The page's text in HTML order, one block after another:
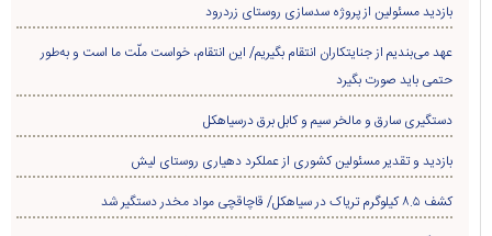
بازدید مسئولین از پروژه سدسازی روستای زردرود
عهد می‌بندیم از جنایتکاران انتقام بگیریم/ این انتقام، خواست ملّت ما است و به‌طور
حتمی باید صورت بگیرد
دستگیری سارق و مالخر سیم و کابل برق درسیاهکل
بازدید و تقدیر مسئولین کشوری از عملکرد دهیاری روستای لیش
کشف ۸.۵ کیلوگرم تریاک در سیاهکل/ قاچاقچی مواد مخدر دستگیر شد